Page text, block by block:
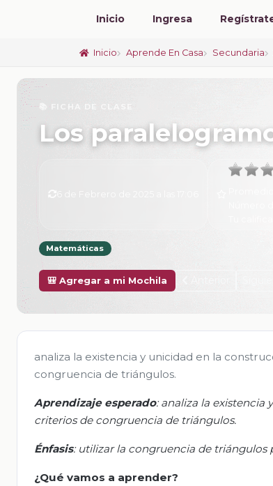
Inicio Ingresa
Inicio Aprende En Casa Secundaria
📚 FICHA DE CLASE
Los
Número
Matemáticas
🎒 Agregar a mi Mochila
analiza la existencia y unicidad en la
congruencia de triángulos.
Aprendizaje esperado: analiza la existencia
criterios de congruencia de triángulos.
Énfasis: utilizar la congruencia de triángulos
¿Qué vamos a aprender?